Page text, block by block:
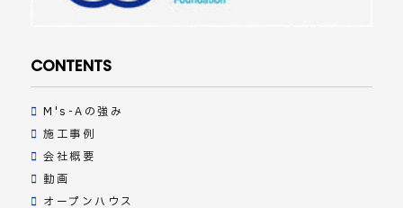
CONTENTS
M's-Aの強み
施工事例
会社概要
動画
オープンハウス